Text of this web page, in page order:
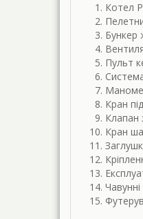
Котел
Бункер
Пульт
Кран
Клапан
Кран